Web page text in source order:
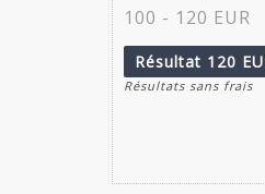
100 - 120 EUR
Résultat 120
Résultats sans frais